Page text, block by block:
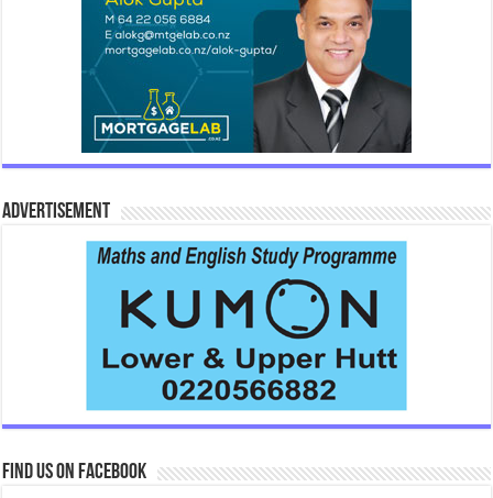
Advertisement
Find us on Facebook